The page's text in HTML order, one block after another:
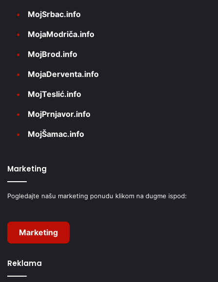
MojSrbac.info
MojaModriča.info
MojBrod.info
MojaDerventa.info
MojTeslić.info
MojPrnjavor.info
MojŠamac.info
Marketing
Pogledajte našu marketing ponudu klikom na dugme ispod:
Marketing
Reklama